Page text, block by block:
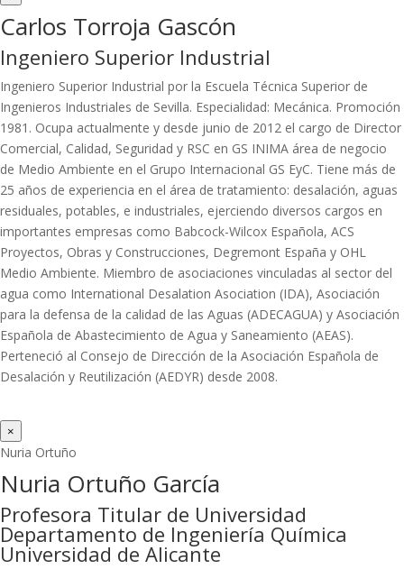
Carlos Torroja Gascón
Ingeniero Superior Industrial
Ingeniero Superior Industrial por la Escuela Técnica Superior de
Ingenieros Industriales de Sevilla. Especialidad: Mecánica. Promoción
1981. Ocupa actualmente y desde junio de 2012 el cargo de Director
Comercial, Calidad, Seguridad y RSC en GS INIMA área de negocio
de Medio Ambiente en el Grupo Internacional GS EyC. Tiene más de
25 años de experiencia en el área de tratamiento: desalación, aguas
residuales, potables, e industriales, ejerciendo diversos cargos en
importantes empresas como Babcock-Wilcox Española, ACS
Proyectos, Obras y Construcciones, Degremont España y OHL
Medio Ambiente. Miembro de asociaciones vinculadas al sector del
agua como International Desalation Asociation (IDA), Asociación
para la defensa de la calidad de las Aguas (ADECAGUA) y Asociación
Española de Abastecimiento de Agua y Saneamiento (AEAS).
Perteneció al Consejo de Dirección de la Asociación Española de
Desalación y Reutilización (AEDYR) desde 2008.
×
Nuria Ortuño
Nuria Ortuño García
Profesora Titular de Universidad
Departamento de Ingeniería Química
Universidad de Alicante